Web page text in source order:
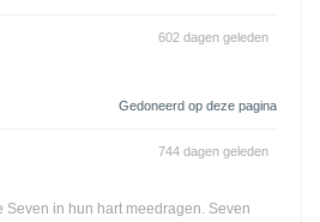
602 dagen geleden
Gedoneerd op deze pagina
Seven in hun hart meedragen. Seven
744 dagen geleden